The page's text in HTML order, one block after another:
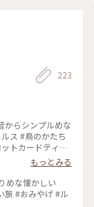
真っ只中でし
ることが出来
たちなど まった
オと レイレ
た動きに 優しい
ンダ舎は、静か
っても、いつま
抽選応募に当選
シャオ #レイレ
っぷと一緒
223
からシンプルめな
ス #鳥のかたち
トカードティー
もっとみる
めな懐かしい